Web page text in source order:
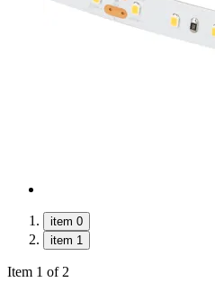
item 0
item 1
Item 1 of 2